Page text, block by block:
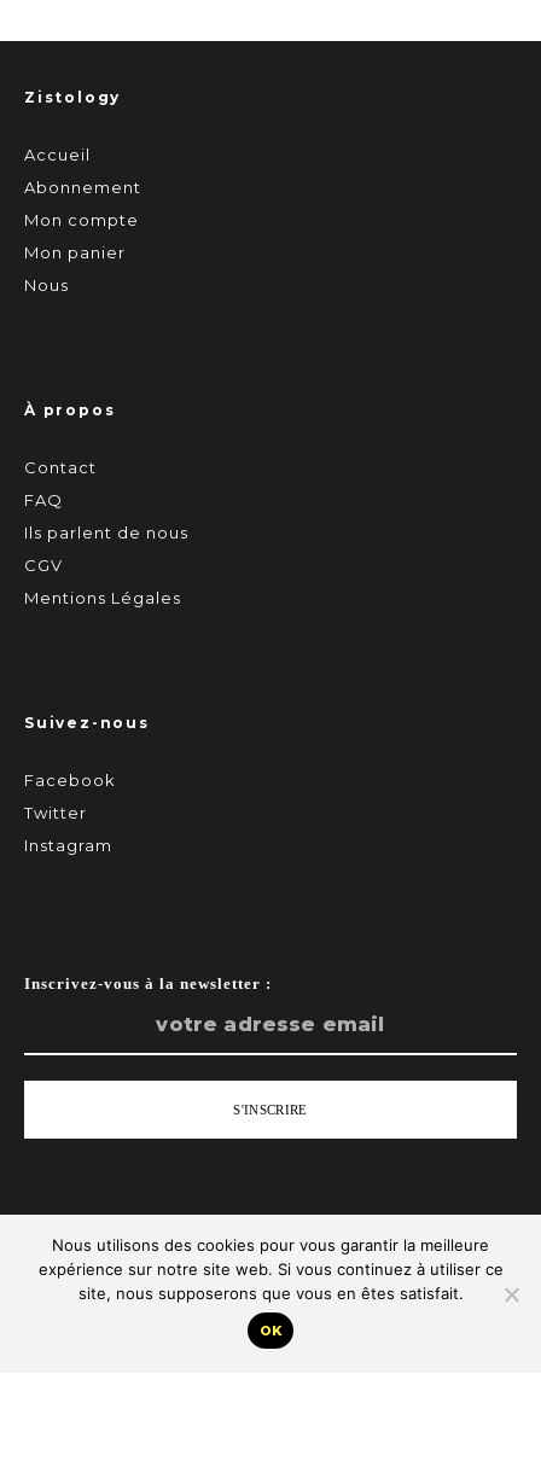
Zistology
Accueil
Abonnement
Mon compte
Mon panier
Nous
À propos
Contact
FAQ
Ils parlent de nous
CGV
Mentions Légales
Suivez-nous
Facebook
Twitter
Instagram
Inscrivez-vous à la newsletter :
Tous droits réservés - Zist
Remonter
Nous utilisons des cookies pour vous garantir la meilleure
expérience sur notre site web. Si vous continuez à utiliser ce
site, nous supposerons que vous en êtes satisfait.
OK